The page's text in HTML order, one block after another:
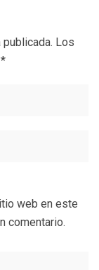
Los
*
web en este
comentario.